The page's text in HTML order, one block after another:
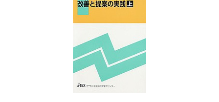
うぃーくぽいんと
物販店メニュー